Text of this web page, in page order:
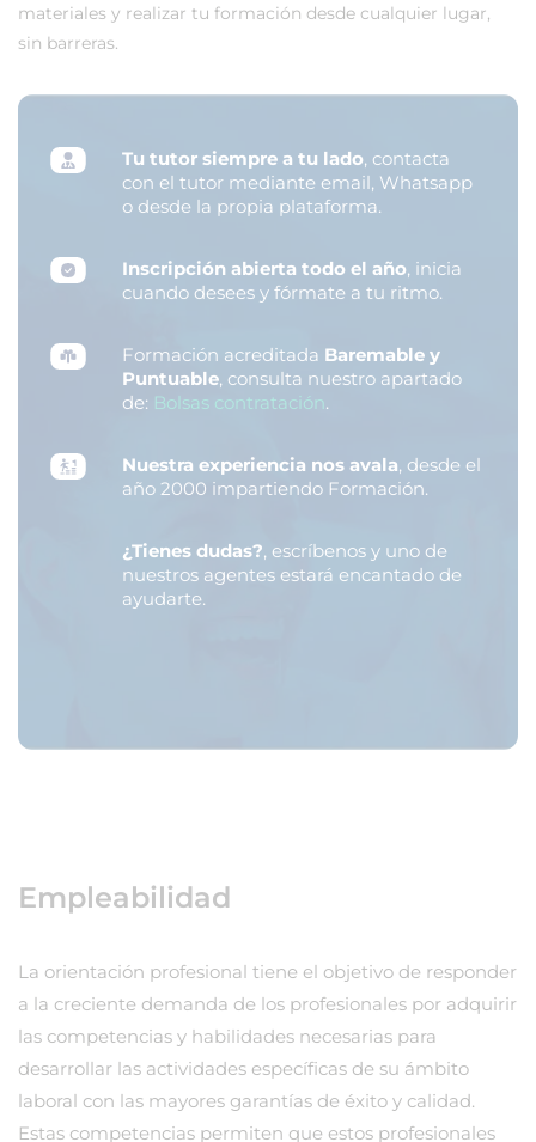
materiales y realizar tu formación desde cualquier lugar,
sin barreras.
Tu tutor siempre a tu lado, contacta
con el tutor mediante email, Whatsapp
o desde la propia plataforma.
Inscripción abierta todo el año, inicia
cuando desees y fórmate a tu ritmo.
Formación acreditada Baremable y
Puntuable, consulta nuestro apartado
de: Bolsas contratación.
Nuestra experiencia nos avala, desde el
año 2000 impartiendo Formación.
¿Tienes dudas?, escríbenos y uno de
nuestros agentes estará encantado de
ayudarte.
Empleabilidad
La orientación profesional tiene el objetivo de responder
a la creciente demanda de los profesionales por adquirir
las competencias y habilidades necesarias para
desarrollar las actividades específicas de su ámbito
laboral con las mayores garantías de éxito y calidad.
Estas competencias permiten que estos profesionales